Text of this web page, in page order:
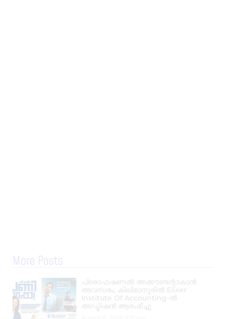
More Posts
പ്രൊഫഷണൽ അക്കൗണ്ടന്റാകാൻ
അവസരം; കിലിമാനൂരിൽ Elixer
Institute Of Accounting-ൽ
അഡ്മിഷൻ ആരംഭിച്ചു